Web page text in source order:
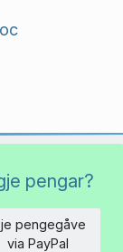
pengar?
pengegåve
via PayPal